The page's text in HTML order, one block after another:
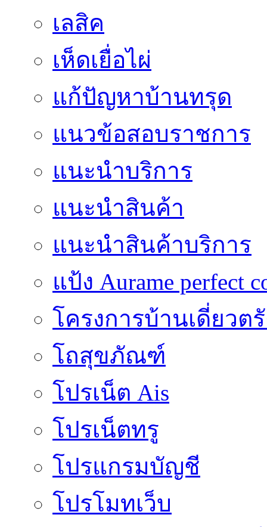
เลสิค
เห็ดเยื่อไผ่
แก้ปัญหาบ้านทรุด
แนวข้อสอบราชการ
แนะนำบริการ
แนะนำสินค้า
แนะนำสินค้าบริการ
แป้ง Aurame perfect
โครงการบ้านเดี่ยวต
โถสุขภัณฑ์
โปรเน็ต Ais
โปรเน็ตทรู
โปรแกรมบัญชี
โปรโมทเว็บ